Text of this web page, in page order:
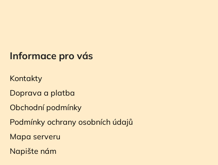
Informace pro vás
Kontakty
Doprava a platba
Obchodní podmínky
Podmínky ochrany osobních údajů
Mapa serveru
Napište nám